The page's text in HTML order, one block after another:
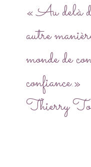
« Au delà
autre
monde de
confiance.»
Thierry